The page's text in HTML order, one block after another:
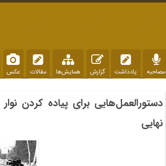
مصاحبه یادداشت گزارش همایش‌ها مقالات عکس
دستورالعمل‌هایی برای پیاده کردن
نهایی